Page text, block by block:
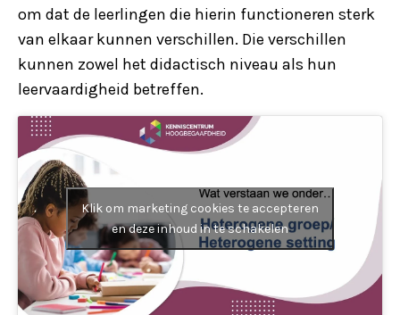
om dat de leerlingen die hierin functioneren sterk
van elkaar kunnen verschillen. Die verschillen
kunnen zowel het didactisch niveau als hun
leervaardigheid betreffen.
Klik om marketing cookies te accepteren
en deze inhoud in te schakelen